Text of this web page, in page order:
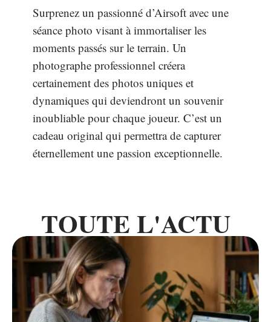
Surprenez un passionné d’Airsoft avec une
séance photo visant à immortaliser les
moments passés sur le terrain. Un
photographe professionnel créera
certainement des photos uniques et
dynamiques qui deviendront un souvenir
inoubliable pour chaque joueur. C’est un
cadeau original qui permettra de capturer
éternellement une passion exceptionnelle.
TOUTE L'ACTU